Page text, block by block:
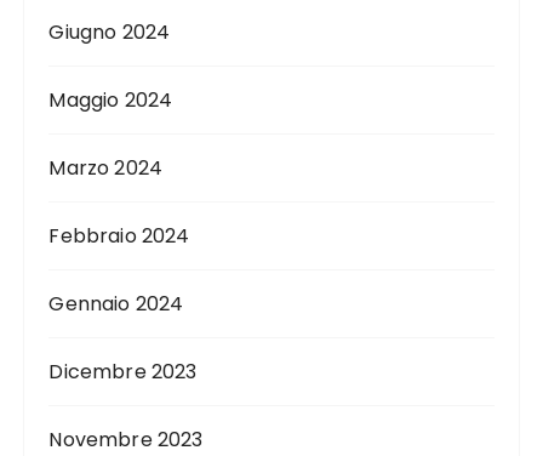
Giugno 2024
Maggio 2024
Marzo 2024
Febbraio 2024
Gennaio 2024
Dicembre 2023
Novembre 2023